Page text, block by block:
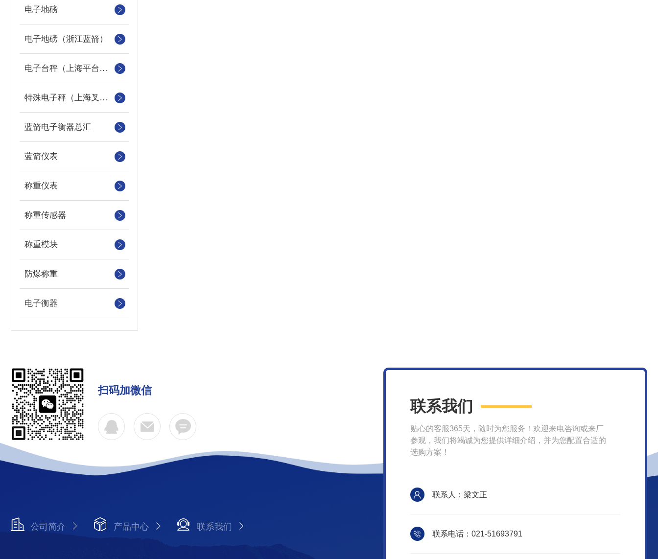
电子地磅
电子地磅（浙江蓝箭）
电子台秤（上海平台称）
特殊电子秤（上海叉车秤）
蓝箭电子衡器总汇
蓝箭仪表
称重仪表
称重传感器
称重模块
防爆称重
电子衡器
扫码加微信
公司简介 产品中心 联系我们
联系我们
贴心的客服365天，随时为您服务！欢迎来电咨询或来厂
参观，我们将竭诚为您提供详细介绍，并为您配置合适的
选购方案！
联系人：梁文正
联系电话：021-51693791